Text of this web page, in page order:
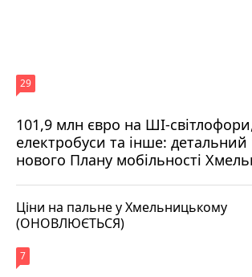
101,9 млн євро на ШІ-
електробуси та інше: детальний
нового Плану мобільності
29
Ціни на пальне у Хмельницькому
(ОНОВЛЮЄТЬСЯ)
7